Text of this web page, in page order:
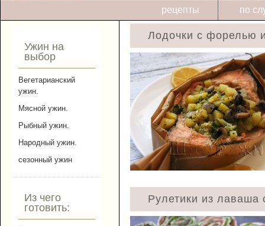
по
рецепты
Ужин на
выбор
Вегетарианский
ужин.
Мясной ужин.
Рыбный ужин.
Народный ужин.
сезонный ужин
Из чего
готовить:
Лодочки с форелью
Рулетики из лаваша